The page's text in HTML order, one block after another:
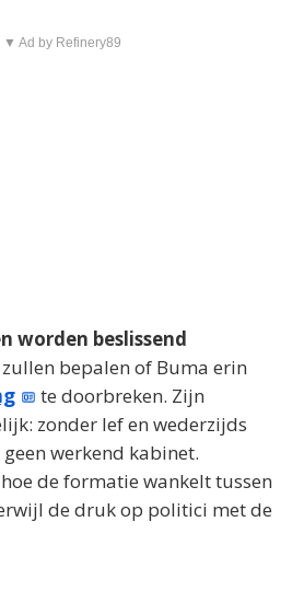
▼ Ad by Refinery89
worden beslissend
bepalen of Buma erin
te doorbreken. Zijn
zonder lef en wederzijds
werkend kabinet.
de formatie wankelt tussen
de druk op politici met de